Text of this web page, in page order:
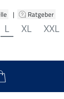
| Ratgeber
L XL XXL